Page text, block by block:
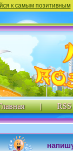
к самым позитивным
| RSS